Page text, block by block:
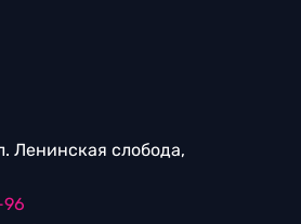
Ленинская слобода,
96